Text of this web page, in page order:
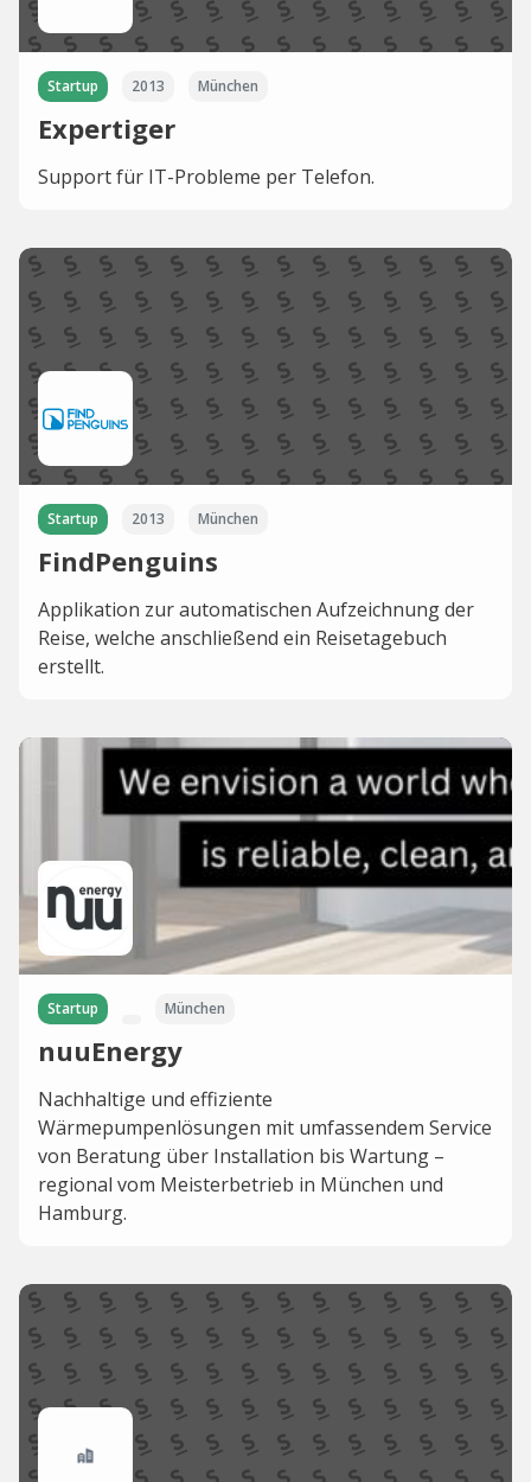
Startup 2013 München
Expertiger
Support für IT-Probleme per Telefon.
Startup 2013 München
FindPenguins
Applikation zur automatischen Aufzeichnung der
Reise, welche anschließend ein Reisetagebuch
erstellt.
Startup München
nuuEnergy
Nachhaltige und effiziente
Wärmepumpenlösungen mit umfassendem Service
von Beratung über Installation bis Wartung –
regional vom Meisterbetrieb in München und
Hamburg.